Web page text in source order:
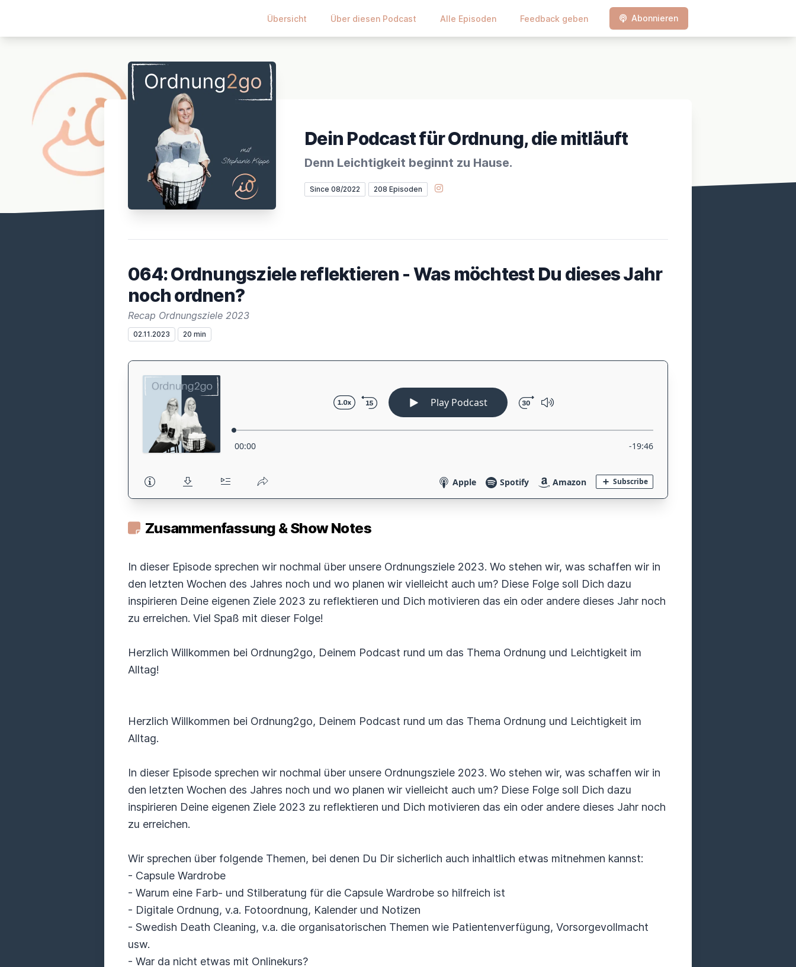
Übersicht Über diesen Podcast Alle Episoden Feedback geben Abonnieren
Dein Podcast für Ordnung, die mitläuft
Denn Leichtigkeit beginnt zu Hause.
Since 08/2022 208 Episoden Instagram
064: Ordnungsziele reflektieren - Was möchtest Du dieses Jahr
noch ordnen?
Recap Ordnungsziele 2023
02.11.2023 20 min
Zusammenfassung & Show Notes
In dieser Episode sprechen wir nochmal über unsere Ordnungsziele 2023. Wo stehen wir, was schaffen wir in
den letzten Wochen des Jahres noch und wo planen wir vielleicht auch um? Diese Folge soll Dich dazu
inspirieren Deine eigenen Ziele 2023 zu reflektieren und Dich motivieren das ein oder andere dieses Jahr noch
zu erreichen. Viel Spaß mit dieser Folge!
Herzlich Willkommen bei Ordnung2go, Deinem Podcast rund um das Thema Ordnung und Leichtigkeit im
Alltag!
Herzlich Willkommen bei Ordnung2go, Deinem Podcast rund um das Thema Ordnung und Leichtigkeit im
Alltag.
In dieser Episode sprechen wir nochmal über unsere Ordnungsziele 2023. Wo stehen wir, was schaffen wir in
den letzten Wochen des Jahres noch und wo planen wir vielleicht auch um? Diese Folge soll Dich dazu
inspirieren Deine eigenen Ziele 2023 zu reflektieren und Dich motivieren das ein oder andere dieses Jahr noch
zu erreichen.
Wir sprechen über folgende Themen, bei denen Du Dir sicherlich auch inhaltlich etwas mitnehmen kannst:
- Capsule Wardrobe
- Warum eine Farb- und Stilberatung für die Capsule Wardrobe so hilfreich ist
- Digitale Ordnung, v.a. Fotoordnung, Kalender und Notizen
- Swedish Death Cleaning, v.a. die organisatorischen Themen wie Patientenverfügung, Vorsorgevollmacht
usw.
- War da nicht etwas mit Onlinekurs?